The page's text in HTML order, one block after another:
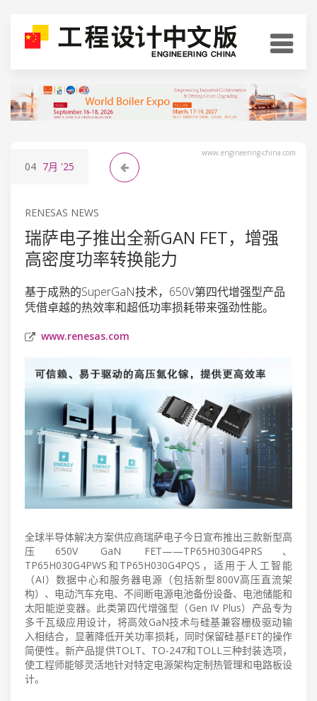
www.engineering-china.com
04 7月 '25
RENESAS NEWS
瑞萨电子推出全新GAN FET，增强
高密度功率转换能力
基于成熟的SuperGaN技术，650V第四代增强型产品
凭借卓越的热效率和超低功率损耗带来强劲性能。
www.renesas.com
全球半导体解决方案供应商瑞萨电子今日宣布推出三款新型高
压650V GaN FET——TP65H030G4PRS、
TP65H030G4PWS和TP65H030G4PQS，适用于人工智能
（AI）数据中心和服务器电源（包括新型800V高压直流架
构）、电动汽车充电、不间断电源电池备份设备、电池储能和
太阳能逆变器。此类第四代增强型（Gen IV Plus）产品专为
多千瓦级应用设计，将高效GaN技术与硅基兼容栅极驱动输
入相结合，显著降低开关功率损耗，同时保留硅基FET的操作
简便性。新产品提供TOLT、TO-247和TOLL三种封装选项，
使工程师能够灵活地针对特定电源架构定制热管理和电路板设
计。